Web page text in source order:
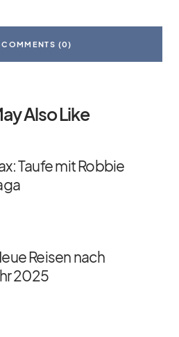
COMMENTS (0)
Also Like
Taufe mit Robbie
Reisen nach
2025